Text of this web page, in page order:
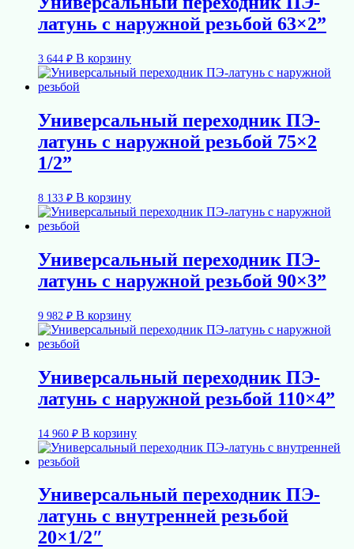
латунь с наружной резьбой 63×2”
3 644 ₽ В корзину
Универсальный переходник ПЭ-
латунь с наружной резьбой 75×2
1/2”
8 133 ₽ В корзину
Универсальный переходник ПЭ-
латунь с наружной резьбой 90×3”
9 982 ₽ В корзину
Универсальный переходник ПЭ-
латунь с наружной резьбой 110×4”
14 960 ₽ В корзину
Универсальный переходник ПЭ-
латунь с внутренней резьбой
20×1/2″